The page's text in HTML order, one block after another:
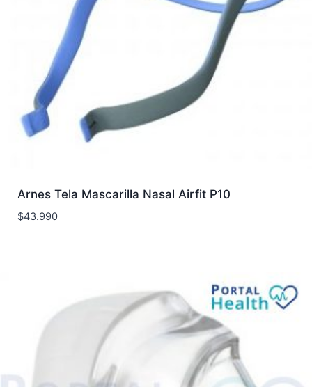
Arnes Tela Mascarilla Nasal Airfit P10
$43.990